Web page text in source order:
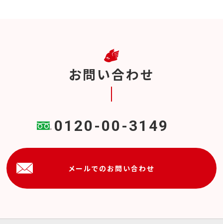
お問い合わせ
0120-00-3149
メールでのお問い合わせ